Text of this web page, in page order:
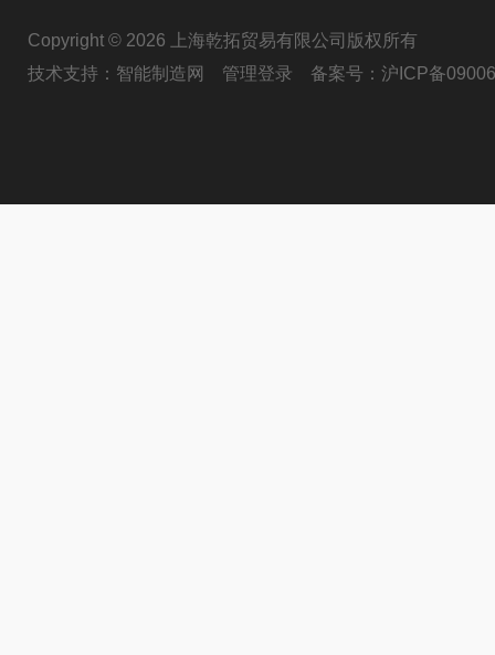
Copyright © 2026 上海乾拓贸易有限公司版权所有
技术支持： 智能制造网 管理登录 备案号： 沪ICP备